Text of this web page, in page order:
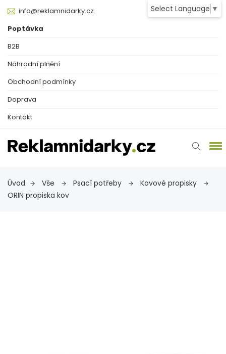
Select Language ▼
info@reklamnidarky.cz
Poptávka
B2B
Náhradní plnění
Obchodní podmínky
Doprava
Kontakt
Úvod Vše Psací potřeby
Kovové propisky
ORIN propiska kov